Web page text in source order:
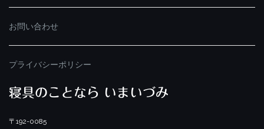
お問い合わせ
プライバシーポリシー
寝具のことなら いまいづみ
〒192-0085